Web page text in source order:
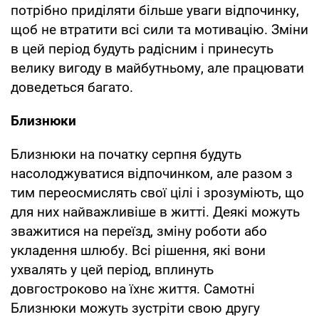
потрібно приділяти більше уваги відпочинку,
щоб не втратити всі сили та мотивацію. Зміни
в цей період будуть радісним і принесуть
велику вигоду в майбутньому, але працювати
доведеться багато.
Близнюки
Близнюки на початку серпня будуть
насолоджуватися відпочинком, але разом з
тим переосмислять свої цілі і зрозуміють, що
для них найважливіше в житті. Деякі можуть
зважитися на переїзд, зміну роботи або
укладення шлюбу. Всі рішення, які вони
ухвалять у цей період, вплинуть
довгостроково на їхнє життя. Самотні
Близнюки можуть зустріти свою другу